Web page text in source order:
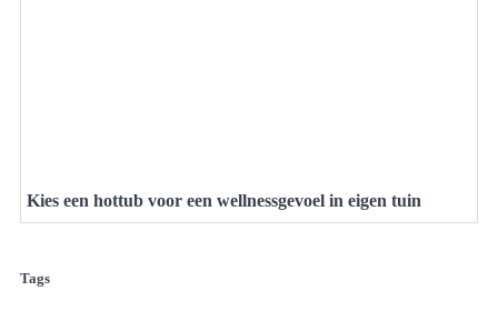
Kies een hottub voor een wellnessgevoel in eigen tuin
Tags